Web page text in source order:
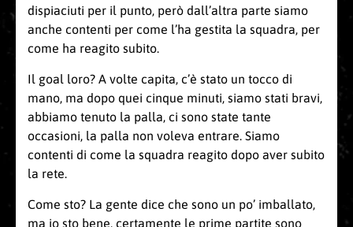
dispiaciuti per il punto, però dall’altra parte siamo
anche contenti per come l’ha gestita la squadra, per
come ha reagito subito.
Il goal loro? A volte capita, c’è stato un tocco di
mano, ma dopo quei cinque minuti, siamo stati bravi,
abbiamo tenuto la palla, ci sono state tante
occasioni, la palla non voleva entrare. Siamo
contenti di come la squadra reagito dopo aver subito
la rete.
Come sto? La gente dice che sono un po’ imballato,
ma io sto bene, certamente le prime partite sono